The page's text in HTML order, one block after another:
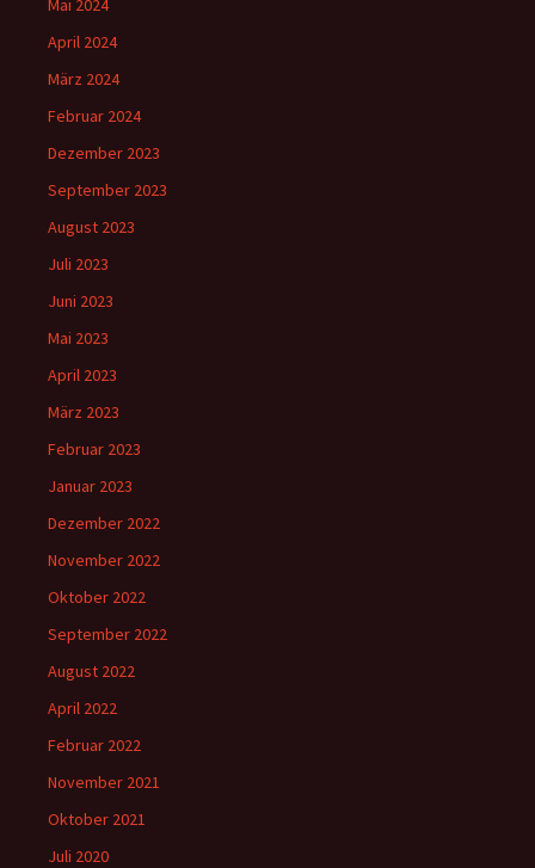
Mai 2024
April 2024
März 2024
Februar 2024
Dezember 2023
September 2023
August 2023
Juli 2023
Juni 2023
Mai 2023
April 2023
März 2023
Februar 2023
Januar 2023
Dezember 2022
November 2022
Oktober 2022
September 2022
August 2022
April 2022
Februar 2022
November 2021
Oktober 2021
Juli 2020